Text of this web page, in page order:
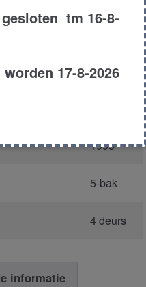
Touring
1995
5-bak
4 deurs
informatie
tm 16-8-
17-8-2026